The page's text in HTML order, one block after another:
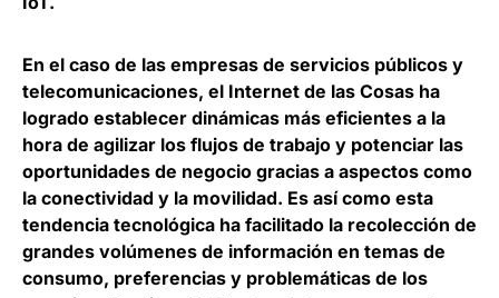
En el caso de las empresas de servicios públicos y
telecomunicaciones, el Internet de las Cosas ha
logrado establecer dinámicas más eficientes a la
hora de agilizar los flujos de trabajo y potenciar las
oportunidades de negocio gracias a aspectos como
la conectividad y la movilidad. Es así como esta
tendencia tecnológica ha facilitado la recolección de
grandes volúmenes de información en temas de
consumo, preferencias y problemáticas de los